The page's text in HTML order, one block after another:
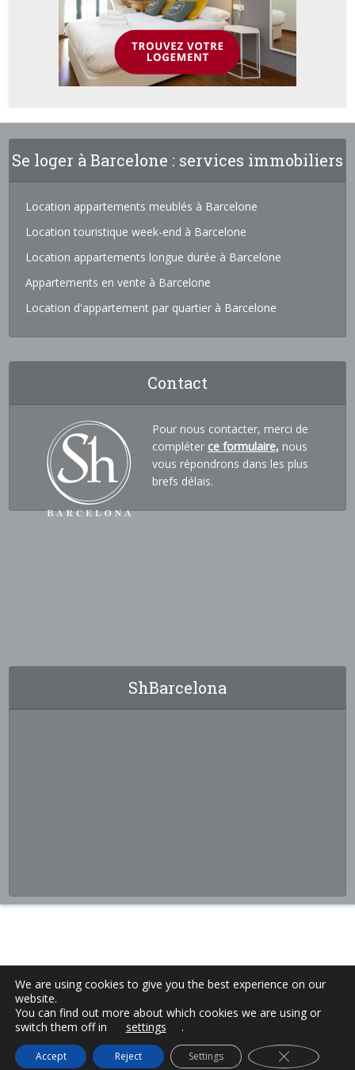
Se loger à Barcelone : services immobiliers
Location appartements meublés à Barcelone
Location touristique week-end à Barcelone
Location appartements longue durée à Barcelone
Appartements en vente à Barcelone
Location d'appartement par quartier à Barcelone
Contact
Pour nous contacter, merci de
compléter ce formulaire, nous
vous répondrons dans les plus
brefs délais.
ShBarcelona
We are using cookies to give you the best experience on our
website.
You can find out more about which cookies we are using or
switch them off in
settings .
Accept Reject Settings Close GDPR